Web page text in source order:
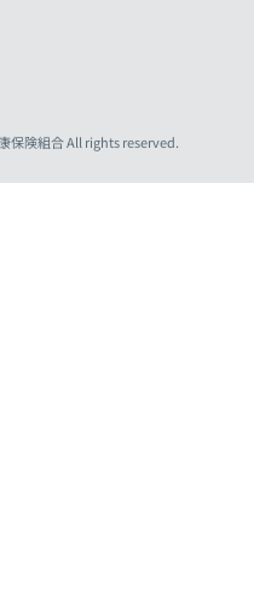
保険組合 All rights reserved.